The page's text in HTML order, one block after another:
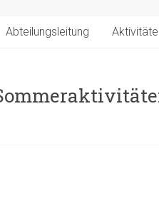
Abteilungsleitung